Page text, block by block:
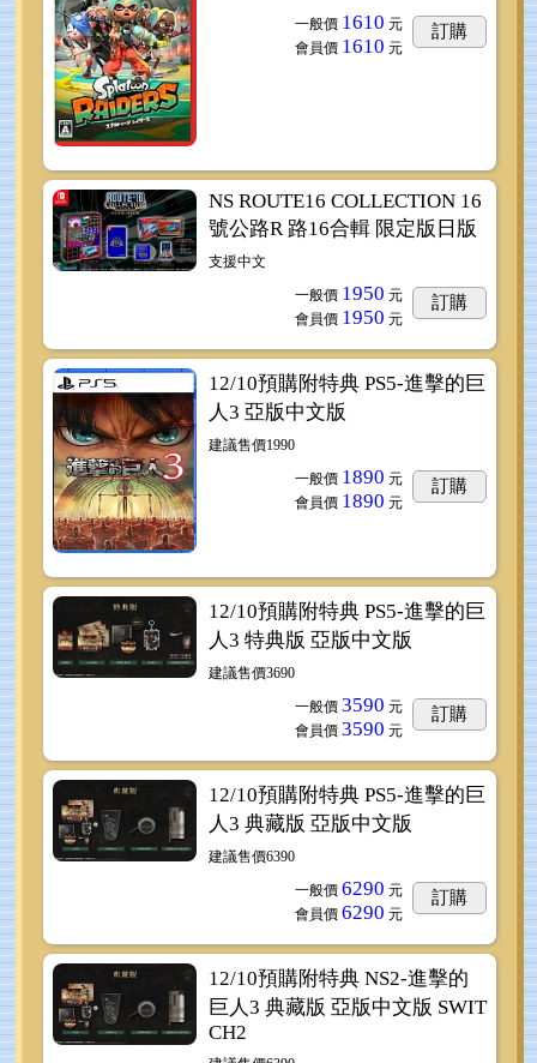
一般價 1610 元
會員價 1610 元
訂購
NS ROUTE16 COLLECTION 16
號公路R 路16合輯 限定版日版
支援中文
一般價 1950 元
會員價 1950 元
訂購
12/10預購附特典 PS5-進擊的巨
人3 亞版中文版
建議售價1990
一般價 1890 元
會員價 1890 元
訂購
12/10預購附特典 PS5-進擊的巨
人3 特典版 亞版中文版
建議售價3690
一般價 3590 元
會員價 3590 元
訂購
12/10預購附特典 PS5-進擊的巨
人3 典藏版 亞版中文版
建議售價6390
一般價 6290 元
會員價 6290 元
訂購
12/10預購附特典 NS2-進擊的
巨人3 典藏版 亞版中文版 SWIT
CH2